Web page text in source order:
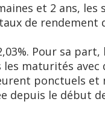
et 2 ans,
de rendement
Pour sa
maturités avec
ponctuels et
depuis le début de